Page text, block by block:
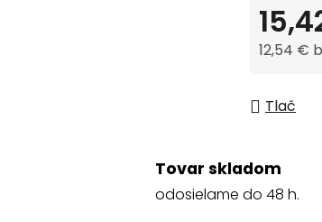
12,54 €
Tlač
Tovar skladom
odosielame do 48 h.